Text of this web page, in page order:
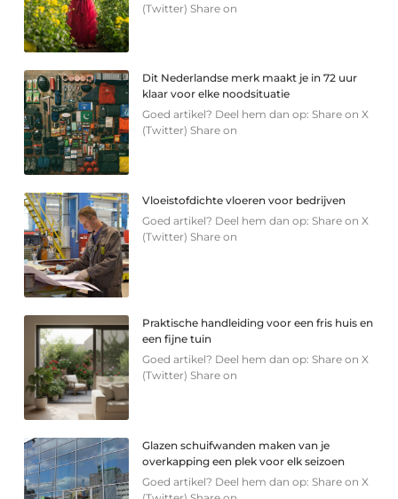
(Twitter) Share on
Dit Nederlandse merk maakt je in 72 uur
klaar voor elke noodsituatie
Goed artikel? Deel hem dan op: Share on X
(Twitter) Share on
Vloeistofdichte vloeren voor bedrijven
Goed artikel? Deel hem dan op: Share on X
(Twitter) Share on
Praktische handleiding voor een fris huis en
een fijne tuin
Goed artikel? Deel hem dan op: Share on X
(Twitter) Share on
Glazen schuifwanden maken van je
overkapping een plek voor elk seizoen
Goed artikel? Deel hem dan op: Share on X